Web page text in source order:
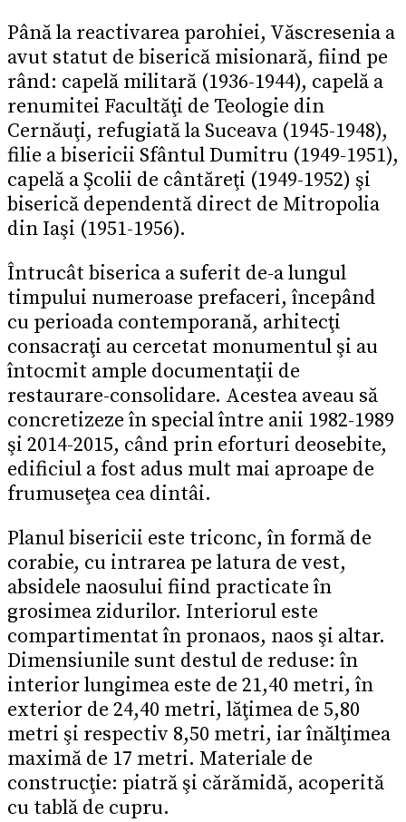
Până la reactivarea parohiei, Văscresenia a
avut statut de biserică misionară, fiind pe
rând: capelă militară (1936-1944), capelă a
renumitei Facultăţi de Teologie din
Cernăuţi, refugiată la Suceava (1945-1948),
filie a bisericii Sfântul Dumitru (1949-1951),
capelă a Şcolii de cântăreţi (1949-1952) şi
biserică dependentă direct de Mitropolia
din Iaşi (1951-1956).
Întrucât biserica a suferit de-a lungul
timpului numeroase prefaceri, începând
cu perioada contemporană, arhitecţi
consacraţi au cercetat monumentul şi au
întocmit ample documentaţii de
restaurare-consolidare. Acestea aveau să
concretizeze în special între anii 1982-1989
şi 2014-2015, când prin eforturi deosebite,
edificiul a fost adus mult mai aproape de
frumuseţea cea dintâi.
Planul bisericii este triconc, în formă de
corabie, cu intrarea pe latura de vest,
absidele naosului fiind practicate în
grosimea zidurilor. Interiorul este
compartimentat în pronaos, naos şi altar.
Dimensiunile sunt destul de reduse: în
interior lungimea este de 21,40 metri, în
exterior de 24,40 metri, lăţimea de 5,80
metri şi respectiv 8,50 metri, iar înălţimea
maximă de 17 metri. Materiale de
construcţie: piatră şi cărămidă, acoperită
cu tablă de cupru.